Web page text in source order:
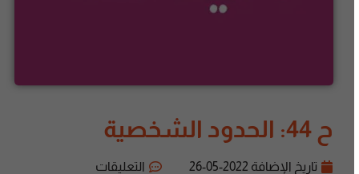
ح 44: الحدود الشخصية
تاريخ الإضافة2022-05-26
التعليقات